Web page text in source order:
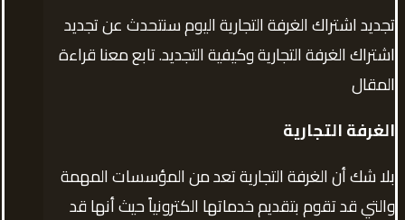
تجديد اشتراك الغرفة التجارية اليوم سنتحدث عن تجديد
اشتراك الغرفة التجارية وكيفية التجديد. تابع معنا قراءة
المقال
الغرفة التجارية
بلا شك أن الغرفة التجارية تعد من المؤسسات المهمة
والتي قد تقوم بتقديم خدماتها الكترونياً حيث أنها قد